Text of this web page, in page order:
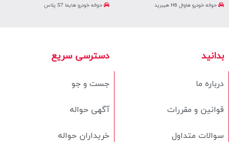
حواله خودرو هایما S7 پلاس حواله خودرو هاوال H6 هیبرید
دسترسی سریع
جست و جو
آگهی حواله
خریداران حواله
بدانید
درباره ما
قوانین و مقررات
سوالات متداول